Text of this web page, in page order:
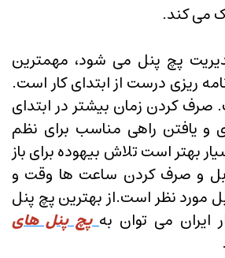
می کند.
پچ پنل می شود، مهمترین
ریزی درست از ابتدای کار است.
صرف کردن زمان بیشتر در ابتدای
و یافتن راهی مناسب برای نظم
بهتر است تلاش بیهوده برای باز
و صرف کردن ساعت ها وقت و
مورد نظر است.از بهترین پچ پنل
ایران می توان بهپچ پنل های